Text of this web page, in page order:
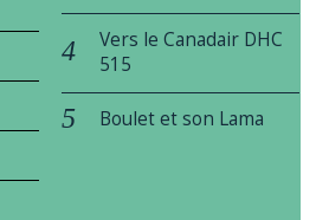
Vers le Canadair DHC
515
Boulet et son Lama